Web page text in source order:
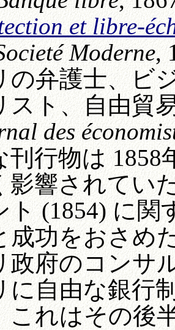
et libre-
Moderne,
の弁護士、ビ
スト、自由貿
des
刊行物は 1858
影響されてい
ト (1854) に
成功をおさめ
政府のコンサ
に自由な銀行
これはその後